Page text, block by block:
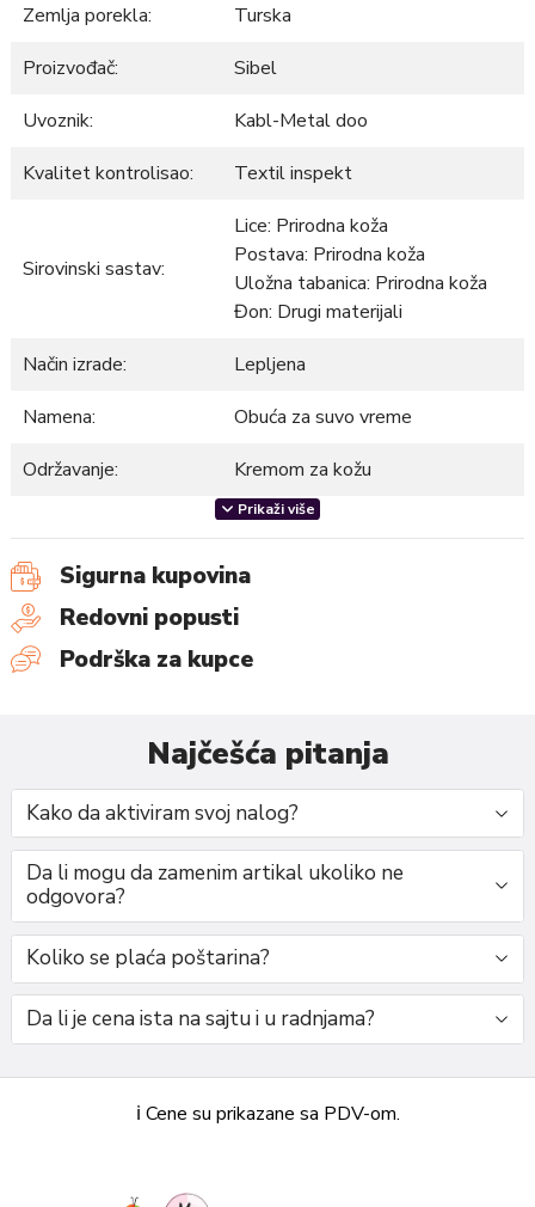
Zemlja porekla:
Turska
Proizvođač:
Sibel
Uvoznik:
Kabl-Metal doo
Kvalitet kontrolisao:
Textil inspekt
Sirovinski sastav:
Lice: Prirodna koža
Postava: Prirodna koža
Uložna tabanica: Prirodna koža
Đon: Drugi materijali
Način izrade:
Lepljena
Namena:
Obuća za suvo vreme
Održavanje:
Kremom za kožu
spoj udobnosti i podrške za male noge. Napravljena od
visokokvalitetne kože, omogućava optimalnu prozračnost i
trajnost. Anatomski uložak pruža pravilnu podršku stopalu,
olakšavajući hod i smanjujući umor. Idealna je za svakodnevno
19-25
Prikaži više
Sigurna kupovina
Redovni popusti
Podrška za kupce
Najčešća pitanja
Kako da aktiviram svoj nalog?
Da li mogu da zamenim artikal ukoliko ne
odgovora?
Koliko se plaća poštarina?
Da li je cena ista na sajtu i u radnjama?
ℹ️ Cene su prikazane sa PDV-om.